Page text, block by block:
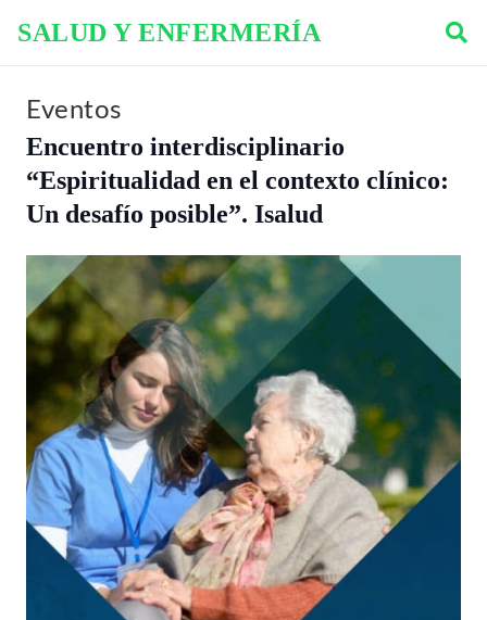
SALUD Y ENFERMERÍA
Eventos
Encuentro interdisciplinario
“Espiritualidad en el contexto clínico:
Un desafío posible”. Isalud